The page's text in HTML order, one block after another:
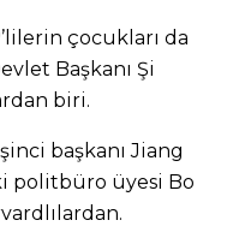
çocukları da
Başkanı Şi
biri.
başkanı Jiang
politbüro üyesi Bo